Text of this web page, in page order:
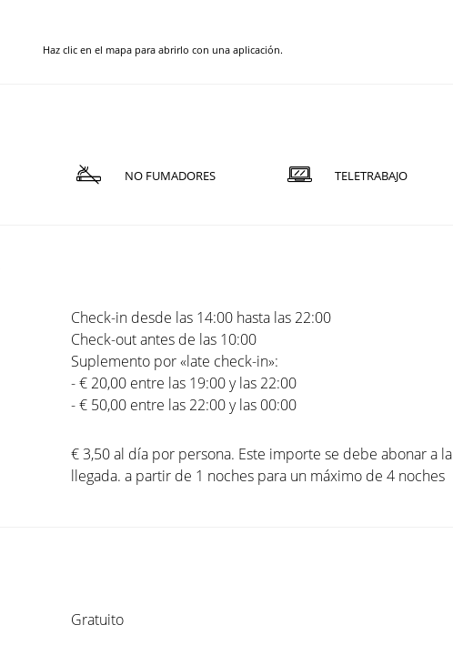
Haz clic en el mapa para abrirlo con una aplicación.
NO FUMADORES TELETRABAJO
Check-in desde las 14:00 hasta las 22:00
Check-out antes de las 10:00
Suplemento por «late check-in»:
- € 20,00 entre las 19:00 y las 22:00
- € 50,00 entre las 22:00 y las 00:00
€ 3,50 al día por persona. Este importe se debe abonar a la
llegada. a partir de 1 noches para un máximo de 4 noches
Gratuito